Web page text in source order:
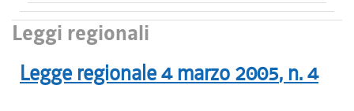
Leggi regionali
Legge regionale4 marzo 2005, n.4